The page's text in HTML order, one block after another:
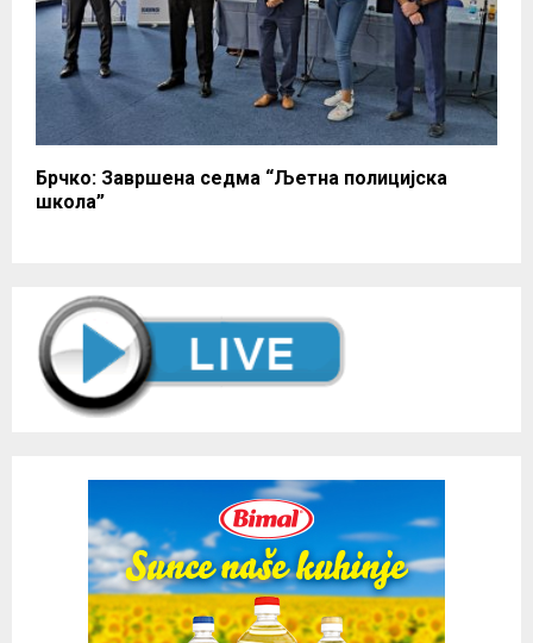
Брчко: Завршена седма “Љетна полицијска
школа”